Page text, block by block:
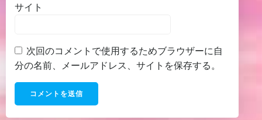
サイト
次回のコメントで使用するためブラウザーに自
分の名前、メールアドレス、サイトを保存する。